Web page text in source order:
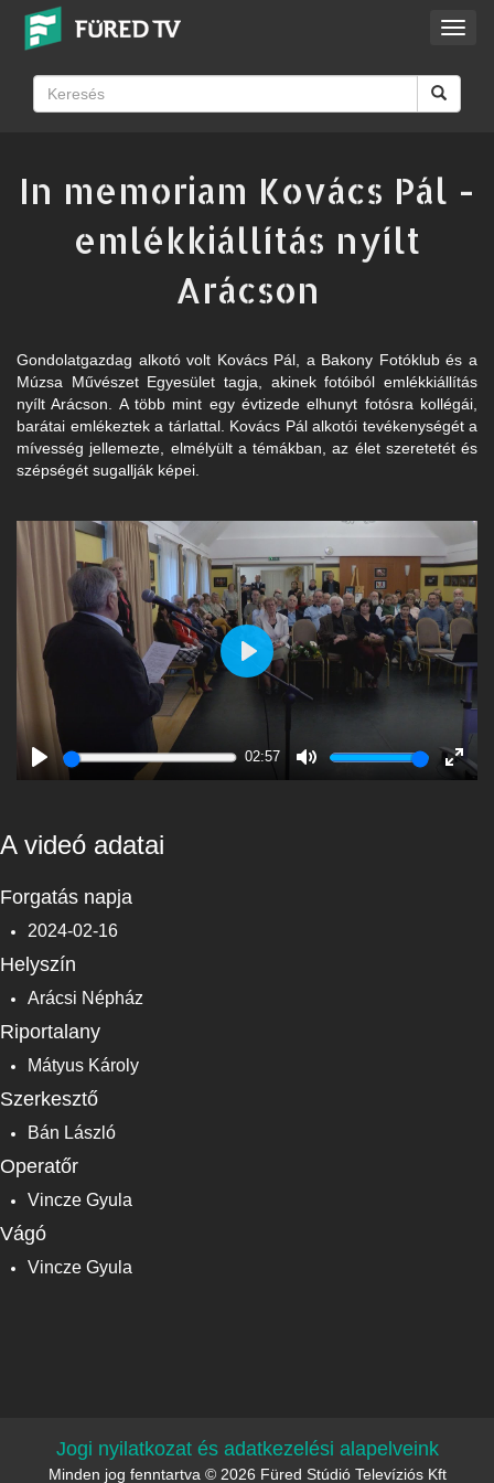
In memoriam Kovács Pál -
emlékkiállítás nyílt
Arácson
Gondolatgazdag alkotó volt Kovács Pál, a Bakony Fotóklub és a
Múzsa Művészet Egyesület tagja, akinek fotóiból emlékkiállítás
nyílt Arácson. A több mint egy évtizede elhunyt fotósra kollégái,
barátai emlékeztek a tárlattal. Kovács Pál alkotói tevékenységét a
mívesség jellemezte, elmélyült a témákban, az élet szeretetét és
szépségét sugallják képei.
Play
02:57
Enter
Play
A videó adatai
Forgatás napja
2024-02-16
Helyszín
Arácsi Népház
Riportalany
Mátyus Károly
Szerkesztő
Bán László
Operatőr
Vincze Gyula
Vágó
Vincze Gyula
Jogi nyilatkozat és adatkezelési alapelveink
Minden jog fenntartva © 2026 Füred Stúdió Televíziós Kft